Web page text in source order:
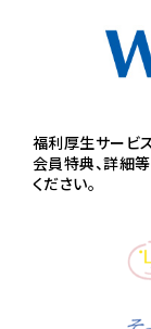
福利厚生サービ
会員特典、詳細
ください。